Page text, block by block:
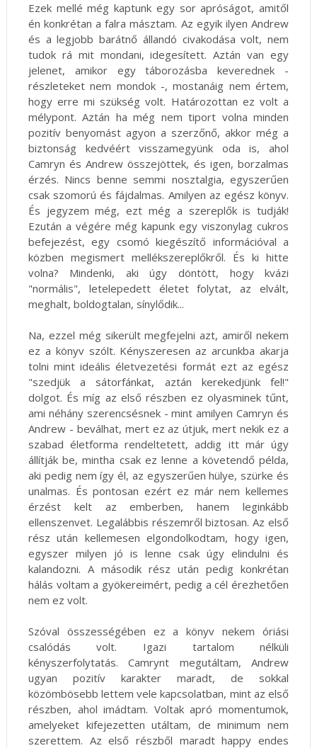
Ezek mellé még kaptunk egy sor apróságot, amitől
én konkrétan a falra másztam. Az egyik ilyen Andrew
és a legjobb barátnő állandó civakodása volt, nem
tudok rá mit mondani, idegesített. Aztán van egy
jelenet, amikor egy táborozásba keverednek -
részleteket nem mondok -, mostanáig nem értem,
hogy erre mi szükség volt. Határozottan ez volt a
mélypont. Aztán ha még nem tiport volna minden
pozitív benyomást agyon a szerzőnő, akkor még a
biztonság kedvéért visszamegyünk oda is, ahol
Camryn és Andrew összejöttek, és igen, borzalmas
érzés. Nincs benne semmi nosztalgia, egyszerűen
csak szomorú és fájdalmas. Amilyen az egész könyv.
És jegyzem még, ezt még a szereplők is tudják!
Ezután a végére még kapunk egy viszonylag cukros
befejezést, egy csomó kiegészítő információval a
közben megismert mellékszereplőkről. És ki hitte
volna? Mindenki, aki úgy döntött, hogy kvázi
"normális", letelepedett életet folytat, az elvált,
meghalt, boldogtalan, sínylődik...
Na, ezzel még sikerült megfejelni azt, amiről nekem
ez a könyv szólt. Kényszeresen az arcunkba akarja
tolni mint ideális életvezetési formát ezt az egész
"szedjük a sátorfánkat, aztán kerekedjünk fel!"
dolgot. És míg az első részben ez olyasminek tűnt,
ami néhány szerencsésnek - mint amilyen Camryn és
Andrew - beválhat, mert ez az útjuk, mert nekik ez a
szabad életforma rendeltetett, addig itt már úgy
állítják be, mintha csak ez lenne a követendő példa,
aki pedig nem így él, az egyszerűen hülye, szürke és
unalmas. És pontosan ezért ez már nem kellemes
érzést kelt az emberben, hanem leginkább
ellenszenvet. Legalábbis részemről biztosan. Az első
rész után kellemesen elgondolkodtam, hogy igen,
egyszer milyen jó is lenne csak úgy elindulni és
kalandozni. A második rész után pedig konkrétan
hálás voltam a gyökereimért, pedig a cél érezhetően
nem ez volt.
Szóval összességében ez a könyv nekem óriási
csalódás volt. Igazi tartalom nélküli
kényszerfolytatás. Camrynt megutáltam, Andrew
ugyan pozitív karakter maradt, de sokkal
közömbösebb lettem vele kapcsolatban, mint az első
részben, ahol imádtam. Voltak apró momentumok,
amelyeket kifejezetten utáltam, de minimum nem
szerettem. Az első részből maradt happy endes